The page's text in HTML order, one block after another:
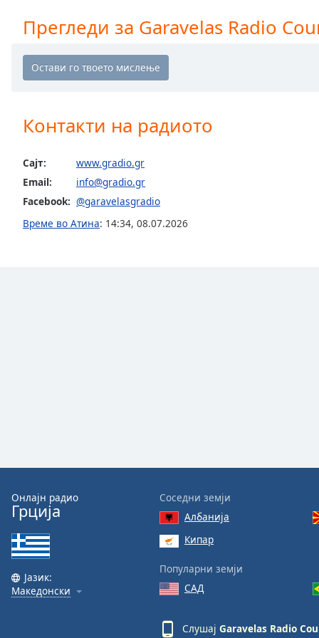
Chapters
Descriptions
descriptions
selected
subtitles
settings
opens
subtitles
settings
Beginning
dialog
window.
Escape
will
Прегледи за Garavelas Radio
Контакти на радиото
Сајт:
www.gradio.gr
Email:
info@gradio.gr
Facebook: @garavelasgradio
Време во Атина: 14:34, 08.07.2026
Онлајн радио
Грција
Јазик:
Македонски
Соседни земји
Албанија
Кипар
Популарни земји
САД
Слушај Garavelas Radio